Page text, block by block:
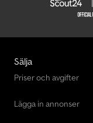
Sälja
Priser och avgifter
Lägga in annonser